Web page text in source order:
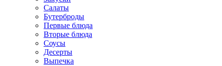
Салаты
Бутерброды
Первые блюда
Вторые блюда
Соусы
Десерты
Выпечка